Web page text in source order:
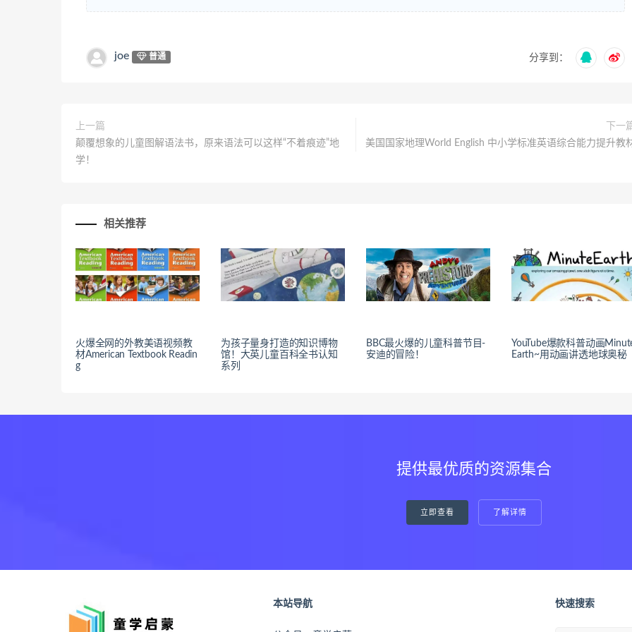
joe 普通 分享到：
上一篇
颠覆想象的儿童图解语法书，原来语法可以这样“不着痕迹”地
学！
下一
美国国家地理World English 中小学标准英语综合能力提升教
相关推荐
火爆全网的外教美语视频教
材American Textbook Readin
g
为孩子量身打造的知识博物
馆！大英儿童百科全书认知
系列
BBC最火爆的儿童科普节目-
安迪的冒险！
YouTube爆款科普动画
Earth~用动画讲透地球奥秘
提供最优质的资源集合
立即查看 了解详情
本站导航 快速搜索